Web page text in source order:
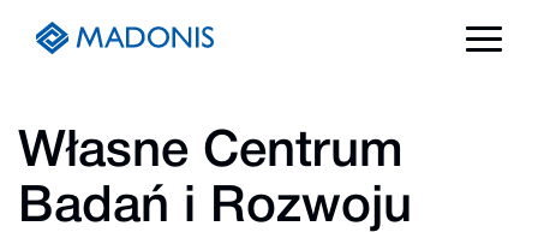
Własne Centrum
Badań i Rozwoju